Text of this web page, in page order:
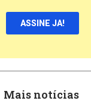
ASSINE JA!
Mais notícias